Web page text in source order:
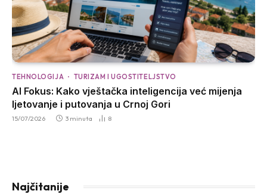
TEHNOLOGIJA TURIZAM I UGOSTITELJSTVO
AI Fokus: Kako vještačka inteligencija već mijenja
ljetovanje i putovanja u Crnoj Gori
15/07/2026 3 minuta 8
Najčitanije